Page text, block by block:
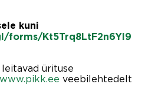
kuni
forms/Kt5Trq8LtF2n6Yl9
ürituse
www.pikk.ee veebilehtedelt